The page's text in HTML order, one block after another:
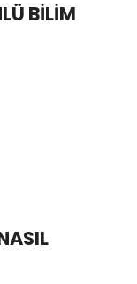
BİLİM